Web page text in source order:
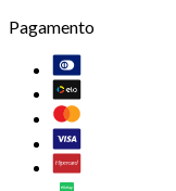
Pagamento